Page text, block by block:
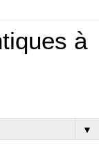
à
▼